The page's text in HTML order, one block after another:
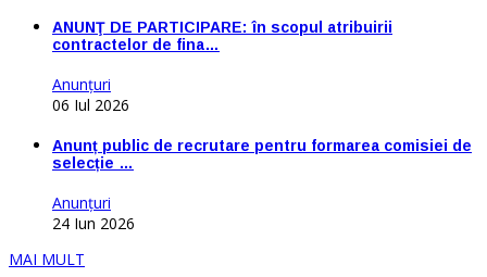
ANUNŢ DE PARTICIPARE: în scopul atribuirii
contractelor de fina…
Anunţuri
06 Iul 2026
Anunț public de recrutare pentru formarea comisiei de
selecție …
Anunţuri
24 Iun 2026
MAI MULT